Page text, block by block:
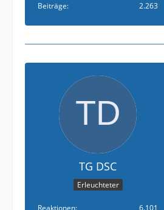
Beiträge
2.263
TG DSC
Erleuchteter
Reaktionen
6.101